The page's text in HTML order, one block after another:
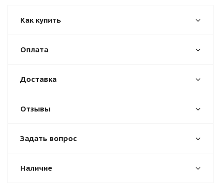
Как купить
Оплата
Доставка
Отзывы
Задать вопрос
Наличие